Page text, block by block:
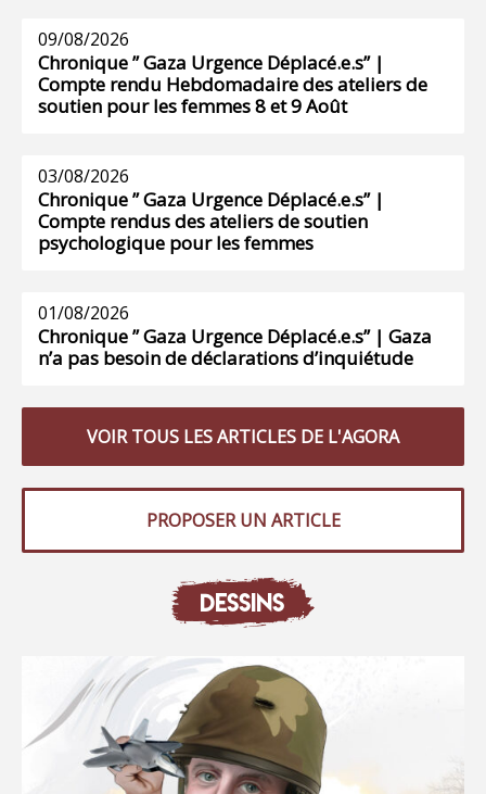
09/08/2026
Chronique ” Gaza Urgence Déplacé.e.s” |
Compte rendu Hebdomadaire des ateliers de
soutien pour les femmes 8 et 9 Août
03/08/2026
Chronique ” Gaza Urgence Déplacé.e.s” |
Compte rendus des ateliers de soutien
psychologique pour les femmes
01/08/2026
Chronique ” Gaza Urgence Déplacé.e.s” | Gaza
n’a pas besoin de déclarations d’inquiétude
VOIR TOUS LES ARTICLES DE L'AGORA
PROPOSER UN ARTICLE
DESSINS